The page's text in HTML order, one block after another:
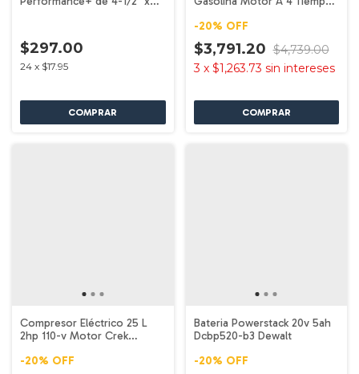
0101
$297.00
24 x $17.95
-20% OFF
$3,791.20 $4,739.00
3 x $1,263.73 sin intereses
Compresor Eléctrico 25 L
2hp 110-v Motor Crek
-20% OFF
Bateria Powerstack 20v 5ah
Dcbp520-b3 Dewalt
-20% OFF